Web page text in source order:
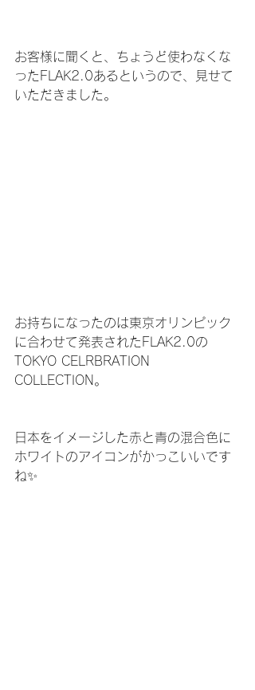
お客様に聞くと、ちょうど使わなくな
ったFLAK2.0あるというので、見せて
いただきました。
お持ちになったのは東京オリンピック
に合わせて発表されたFLAK2.0の
TOKYO CELRBRATION
COLLECTION。
日本をイメージした赤と青の混合色に
ホワイトのアイコンがかっこいいです
ね✨